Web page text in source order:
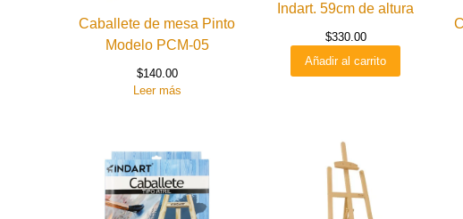
Caballete de mesa Pinto
Modelo PCM-05
$140.00
Leer más
Indart. 59cm de altura
$330.00
Añadir al carrito